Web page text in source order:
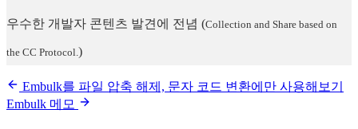
우수한 개발자 콘텐츠 발견에 전념 (Collection and Share based on
the CC Protocol. )
Embulk를 파일 압축 해제, 문자 코드 변환에만 사용해보기
Embulk 메모